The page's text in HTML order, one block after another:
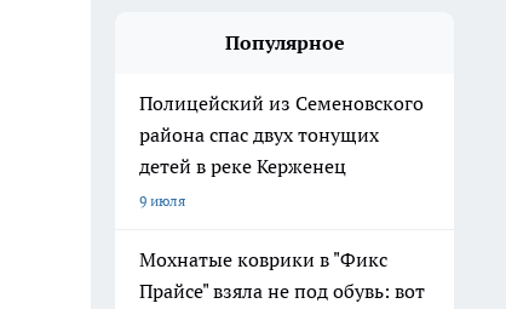
Популярное
Полицейский из Семеновского
района спас двух тонущих
детей в реке Керженец
9 июля
Мохнатые коврики в "Фикс
Прайсе" взяла не под обувь: вот